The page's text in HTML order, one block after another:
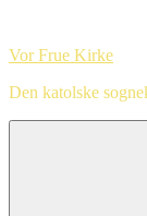
indhold
Vor Frue Kirke
Den katolske